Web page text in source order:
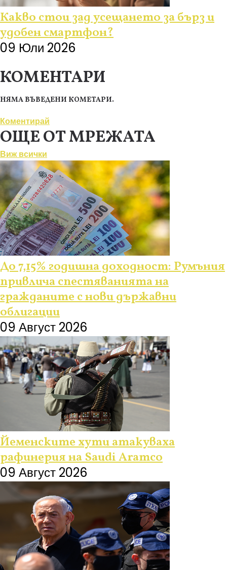
Какво стои зад усещането за бърз и
удобен смартфон?
09 Юли 2026
КОМЕНТАРИ
НЯМА ВЪВЕДЕНИ КОМЕТАРИ.
Коментирай
ОЩЕ ОТ МРЕЖАТА
Виж всички
До 7,15% годишна доходност: Румъния
привлича спестяванията на
гражданите с нови държавни
облигации
09 Август 2026
Йеменските хути атакуваха
рафинерия на Saudi Aramco
09 Август 2026